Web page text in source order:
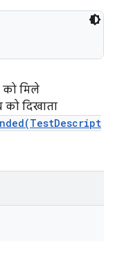
मिले
दिखाता